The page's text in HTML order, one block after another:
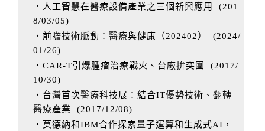
‧人工智慧在醫療設備產業之三個新興應用
(201
8/03/05)
‧前瞻技術脈動：醫療與健康（202402）
(2024/
01/26)
‧CAR-T引爆腫瘤治療戰火、台廠拚突圍
(2017/
10/30)
‧台灣首次醫療科技展：結合IT優勢技術、翻轉
醫療產業
(2017/12/08)
‧莫德納和IBM合作探索量子運算和生成式AI，